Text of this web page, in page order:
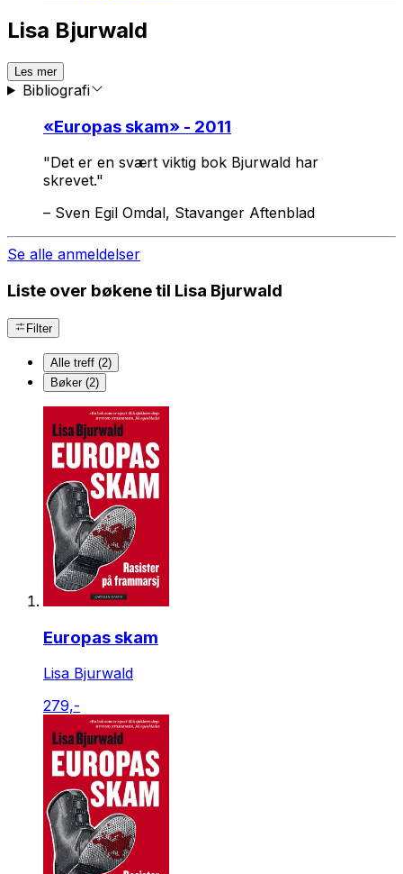
Lisa Bjurwald
Les mer
Bibliografi
«Europas skam» - 2011
"Det er en svært viktig bok Bjurwald har
skrevet."
– Sven Egil Omdal, Stavanger Aftenblad
Se alle anmeldelser
Liste over bøkene til Lisa Bjurwald
Filter
Alle treff (2)
Bøker (2)
Europas skam
Lisa Bjurwald
279,-